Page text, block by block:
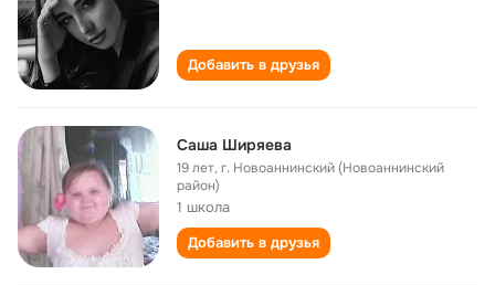
Добавить в друзья
Саша Ширяева
19 лет,г. Новоаннинский (Новоаннинский
район)
1 школа
Добавить в друзья